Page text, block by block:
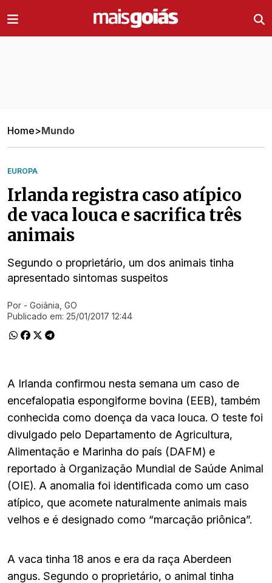
Home>Mundo
EUROPA
Irlanda registra caso atípico
de vaca louca e sacrifica três
animais
Segundo o proprietário, um dos animais tinha
apresentado sintomas suspeitos
Ir direto pra matéria
Por - Goiânia, GO
Publicado em: 25/01/2017 12:44
A Irlanda confirmou nesta semana um caso de
encefalopatia espongiforme bovina (EEB), também
conhecida como doença da vaca louca. O teste foi
divulgado pelo Departamento de Agricultura,
Alimentação e Marinha do país (DAFM) e
reportado à Organização Mundial de Saúde Animal
(OIE). A anomalia foi identificada como um caso
atípico, que acomete naturalmente animais mais
velhos e é designado como “marcação priônica”.
A vaca tinha 18 anos e era da raça Aberdeen
angus. Segundo o proprietário, o animal tinha